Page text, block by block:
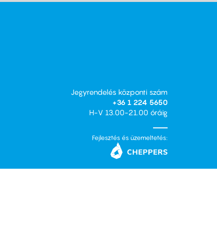
Jegyrendelés központi szám
+36 1 224 5650
H-V 13.00-21.00 óráig
Fejlesztés és üzemeltetés: